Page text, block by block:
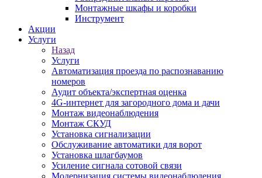
Монтажные шкафы и коробки
Инструмент
Акции
Услуги
Назад
Услуги
Автоматизация проезда по распознаванию
номеров
Аудит объекта/экспертная оценка
4G-интернет для загородного дома и дачи
Монтаж видеонаблюдения
Монтаж СКУД
Установка сигнализации
Обслуживание автоматики для ворот
Установка шлагбаумов
Усиление сигнала сотовой связи
Модернизация системы видеонаблюдения